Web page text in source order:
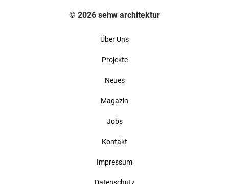
© 2026 sehw architektur
Über Uns
Projekte
Neues
Magazin
Jobs
Kontakt
Impressum